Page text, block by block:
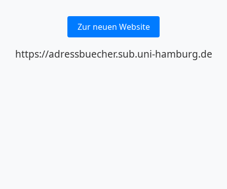
Zur neuen Website
https://adressbuecher.sub.uni-hamburg.de